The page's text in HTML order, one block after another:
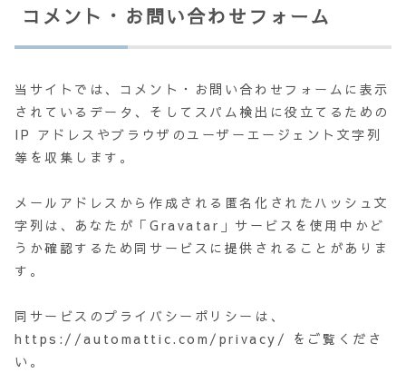
コメント・お問い合わせフォーム
当サイトでは、コメント・お問い合わせフォームに表示
されているデータ、そしてスパム検出に役立てるための
IP アドレスやブラウザのユーザーエージェント文字列
等を収集します。
メールアドレスから作成される匿名化されたハッシュ文
字列は、あなたが「Gravatar」サービスを使用中かど
うか確認するため同サービスに提供されることがありま
す。
同サービスのプライバシーポリシーは、
https://automattic.com/privacy/ をご覧くださ
い。